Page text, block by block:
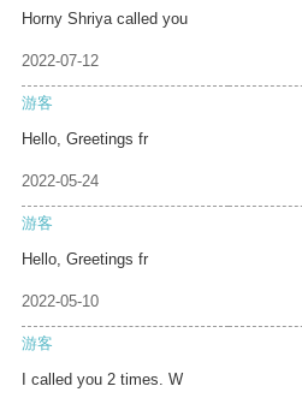
Horny Shriya called you
2022-07-12
游客
Hello, Greetings fr
2022-05-24
游客
Hello, Greetings fr
2022-05-10
游客
I called you 2 times. W